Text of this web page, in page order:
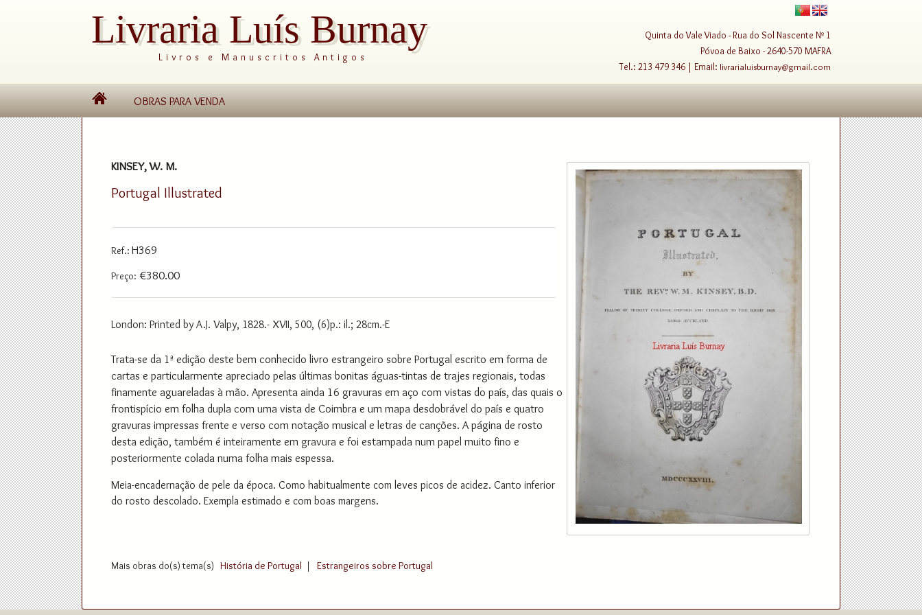
Livraria Luís Burnay
Livros e Manuscritos Antigos
Quinta do Vale Viado - Rua do Sol Nascente Nº 1
Póvoa de Baixo - 2640-570 MAFRA
Tel.: 213 479 346 | Email: livrarialuisburnay@gmail.com
OBRAS PARA VENDA
KINSEY, W. M.
Portugal Illustrated
Ref.: H369
Preço: €380.00
London: Printed by A.J. Valpy, 1828.- XVII, 500, (6)p.: il.; 28cm.-E
Trata-se da 1ª edição deste bem conhecido livro estrangeiro sobre Portugal escrito em forma de
cartas e particularmente apreciado pelas últimas bonitas águas-tintas de trajes regionais, todas
finamente aguareladas à mão. Apresenta ainda 16 gravuras em aço com vistas do país, das quais o
frontispício em folha dupla com uma vista de Coimbra e um mapa desdobrável do país e quatro
gravuras impressas frente e verso com notação musical e letras de canções. A página de rosto
desta edição, também é inteiramente em gravura e foi estampada num papel muito fino e
posteriormente colada numa folha mais espessa.
Meia-encadernação de pele da época. Como habitualmente com leves picos de acidez. Canto inferior
do rosto descolado. Exempla estimado e com boas margens.
Mais obras do(s) tema(s) História de Portugal | Estrangeiros sobre Portugal